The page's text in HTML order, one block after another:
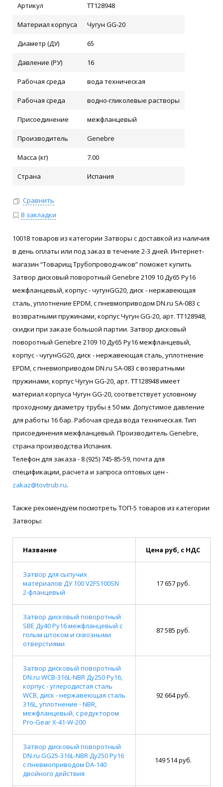
Артикул ТТ128948
Материал корпуса Чугун GG-20
Диаметр (ДУ) 65
Давление (РУ) 16
Рабочая среда вода техническая
Рабочая среда водно-гликолевые растворы
Присоединение межфланцевый
Производитель Genebre
Масса (кг) 7.00
Страна Испания
Сравнить
В закладки
10018 товаров из категории Затворы с доставкой из наличия
в день оплаты или под заказ в течение 2-3 дней. Интернет-
магазин “Товарищ Трубопроводчиков” поможет купить
Затвор дисковый поворотный Genebre 2109 10 Ду65 Ру16
межфланцевый, корпус - чугунGG20, диск - нержавеющая
сталь, уплотнение EPDM, с пневмоприводом DN.ru SA-083 с
возвратными пружинами, корпус Чугун GG-20, арт. ТТ128948,
скидки при заказе большой партии. Затвор дисковый
поворотный Genebre 2109 10 Ду65 Ру16 межфланцевый,
корпус - чугунGG20, диск - нержавеющая сталь, уплотнение
EPDM, с пневмоприводом DN.ru SA-083 с возвратными
пружинами, корпус Чугун GG-20, арт. ТТ128948 имеет
материал корпуса Чугун GG-20, соответствует условному
проходному диаметру трубы ± 50 мм. Допустимое давление
для работы 16 бар. Рабочая среда вода техническая. Тип
присоединения межфланцевый. Производитель Genebre,
страна производства Испания.
Телефон для заказа - 8 (925) 745-85-59, почта для
спецификации, расчета и запроса оптовых цен -
zakaz@tovtrub.ru.
Также рекомендуем посмотреть ТОП-5 товаров из категории
Затворы:
Название Цена руб, с НДС
Затвор для сыпучих
материалов ДУ 100 V2FS100SN
2-фланцевый
17 657 руб.
Затвор дисковый поворотный
SBE Ду40 Ру16 межфланцевый с
голым штоком и сквозными
отверстиями
87 585 руб.
Затвор дисковый поворотный
DN.ru WCB-316L-NBR Ду250 Ру16,
корпус - углеродистая сталь
WCB, диск - нержавеющая сталь
316L, уплотнение - NBR,
межфланцевый, с редуктором
Pro-Gear X-41-W-200
92 664 руб.
Затвор дисковый поворотный
DN.ru GG25-316L-NBR Ду250 Ру16
с пневмоприводом DA-140
двойного действия
149 514 руб.